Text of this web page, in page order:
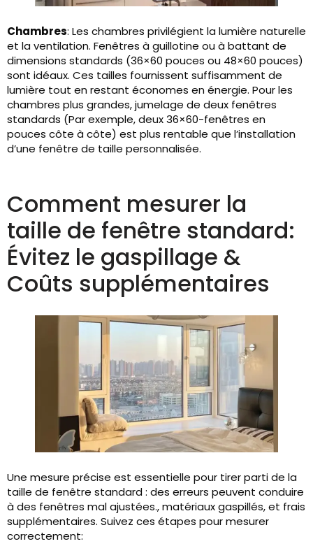
Chambres: Les chambres privilégient la lumière naturelle
et la ventilation. Fenêtres à guillotine ou à battant de
dimensions standards (36×60 pouces ou 48×60 pouces)
sont idéaux. Ces tailles fournissent suffisamment de
lumière tout en restant économes en énergie. Pour les
chambres plus grandes, jumelage de deux fenêtres
standards (Par exemple, deux 36×60-fenêtres en
pouces côte à côte) est plus rentable que l’installation
d’une fenêtre de taille personnalisée.
Comment mesurer la
taille de fenêtre standard:
Évitez le gaspillage &
Coûts supplémentaires
Une mesure précise est essentielle pour tirer parti de la
taille de fenêtre standard : des erreurs peuvent conduire
à des fenêtres mal ajustées., matériaux gaspillés, et frais
supplémentaires. Suivez ces étapes pour mesurer
correctement: